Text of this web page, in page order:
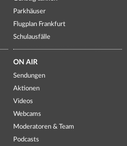
Parkhäuser
Flugplan Frankfurt
Schulausfälle
ON AIR
Sendungen
Aktionen
Videos
Webcams
Moderatoren & Team
Podcasts